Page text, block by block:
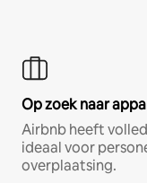
Op zoek naar
Airbnb heeft
ideaal voor
overplaatsing.